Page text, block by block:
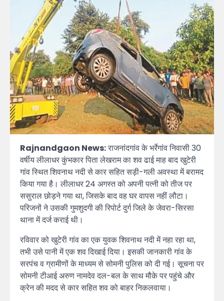
Rajnandgaon News:राजनांदगांव के भर्रेगांव निवासी 30
वर्षीय लीलाधर कुंभकार पिता लेखराम का शव ढाई माह बाद खुटेरी
गांव स्थित शिवनाथ नदी से कार सहित सड़ी-गली अवस्था में बरामद
किया गया है। लीलाधर 24 अगस्त को अपनी पत्नी को तीज पर
ससुराल छोड़ने गया था, जिसके बाद वह घर वापस नहीं लौटा।
परिजनों ने उसकी गुमशुदगी की रिपोर्ट दुर्ग जिले के जेवरा-सिरसा
थाना में दर्ज कराई थी।
रविवार को खुटेरी गांव का एक युवक शिवनाथ नदी में नहा रहा था,
तभी उसे पानी में एक शव दिखाई दिया। इसकी जानकारी गांव के
सरपंच व ग्रामीणों के माध्यम से सोमनी पुलिस को दी गई। सूचना पर
सोमनी टीआई अरुण नामदेव दल-बल के साथ मौके पर पहुंचे और
क्रेन की मदद से कार सहित शव को बाहर निकलवाया।